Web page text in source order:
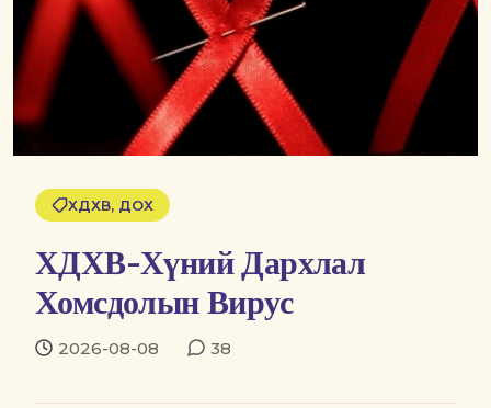
ХДХВ, ДОХ
ХДХВ-Хүний Дархлал
Хомсдолын Вирус
2026-08-08 38